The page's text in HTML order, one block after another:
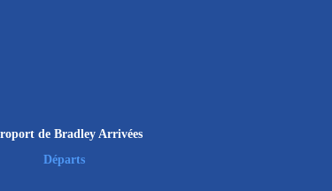
de Bradley Arrivées
Départs